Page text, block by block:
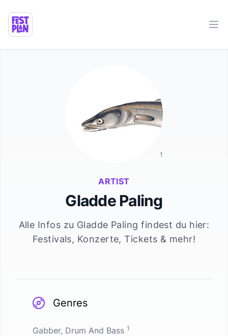
ARTIST
Gladde Paling
Alle Infos zu Gladde Paling findest du hier:
Festivals, Konzerte, Tickets & mehr!
1
Genres
Gabber, Drum And Bass 1